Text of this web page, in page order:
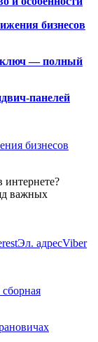
бизнесов
ключ — полный
панелей
бизнесов
интернете?
важных
Эл. адресViber